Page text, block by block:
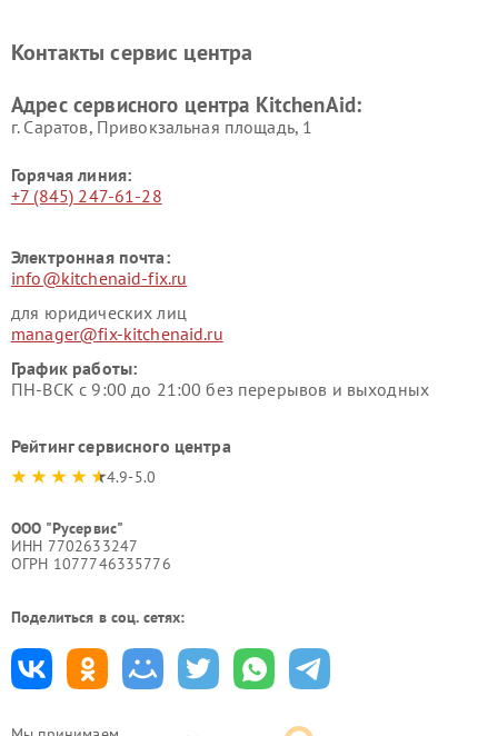
Контакты сервис центра
Адрес сервисного центра KitchenAid:
г. Саратов, Привокзальная площадь, 1
Горячая линия:
+7 (845) 247-61-28
Электронная почта:
info@kitchenaid-fix.ru
для юридических лиц
manager@fix-kitchenaid.ru
График работы:
ПН-ВСК с 9:00 до 21:00 без перерывов и выходных
Рейтинг сервисного центра
4.9-5.0
ООО "Русервис"
ИНН 7702633247
ОГРН 1077746335776
Поделиться в соц. сетях: